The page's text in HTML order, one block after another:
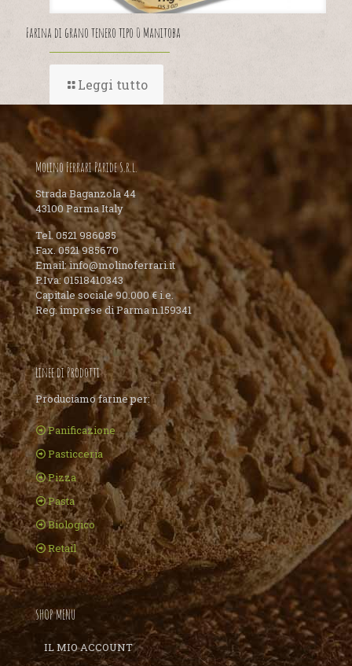
Farina di grano tenero tipo 0 Manitoba
Leggi tutto
Molino Ferrari Paride S.r.l.
Strada Baganzola 44
43100 Parma Italy
Tel. 0521 986085
Fax. 0521 985670
Email: info@molinoferrari.it
P.Iva: 01518410343
Capitale sociale 90.000 € i.e.
Reg. imprese di Parma n.159341
Linee di Prodotti
Produciamo farine per:
Panificazione
Pasticceria
Pizza
Pasta
Biologico
Retail
SHOP MENU
IL MIO ACCOUNT